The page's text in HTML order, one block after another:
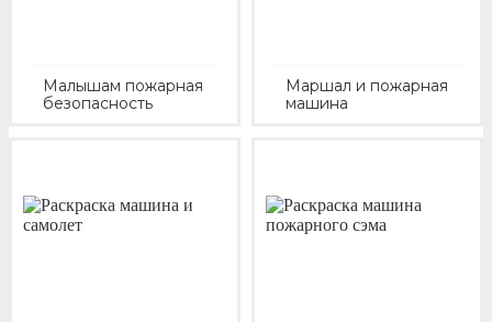
Малышам пожарная
безопасность
Маршал и пожарная
машина